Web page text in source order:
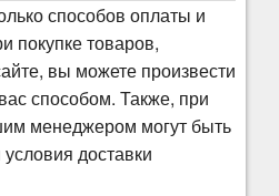
способов оплаты и
покупке товаров,
вы можете произвести
способом. Также, при
менеджером могут быть
доставки